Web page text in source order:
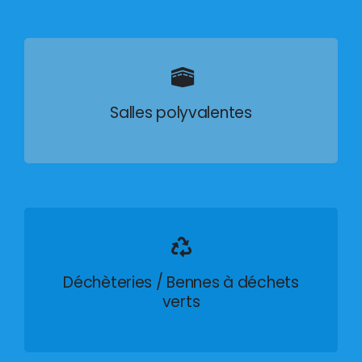
Salles polyvalentes
Déchèteries / Bennes à déchets
verts